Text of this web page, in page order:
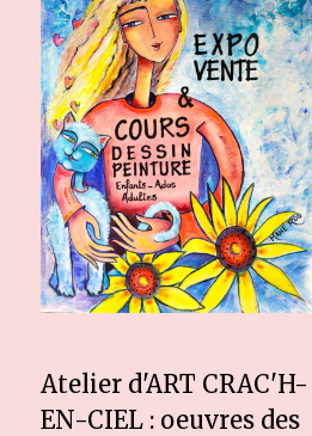
Atelier d'ART CRAC'H-
EN-CIEL : oeuvres des